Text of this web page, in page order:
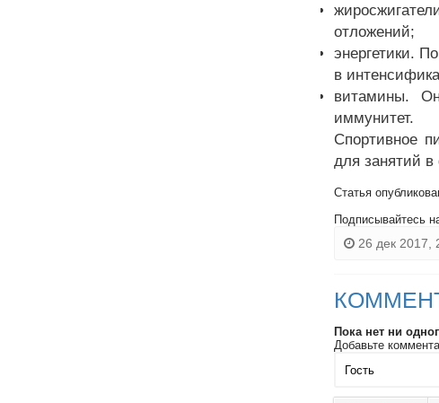
отложений;
энергетики.
в
витамины.
иммунитет.
Спортивное
для занятий
Статья
Подписывайтесь
26 дек 2017,
Пока нет ни
Добавьте